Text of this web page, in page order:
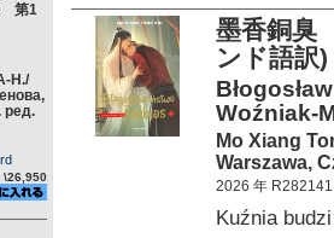
第1
Н./
ред.
\26,950
墨香銅
ンド語訳)
Woźniak-
Mo Xiang
Warszawa,
2026 年 R282141
Kuźnia